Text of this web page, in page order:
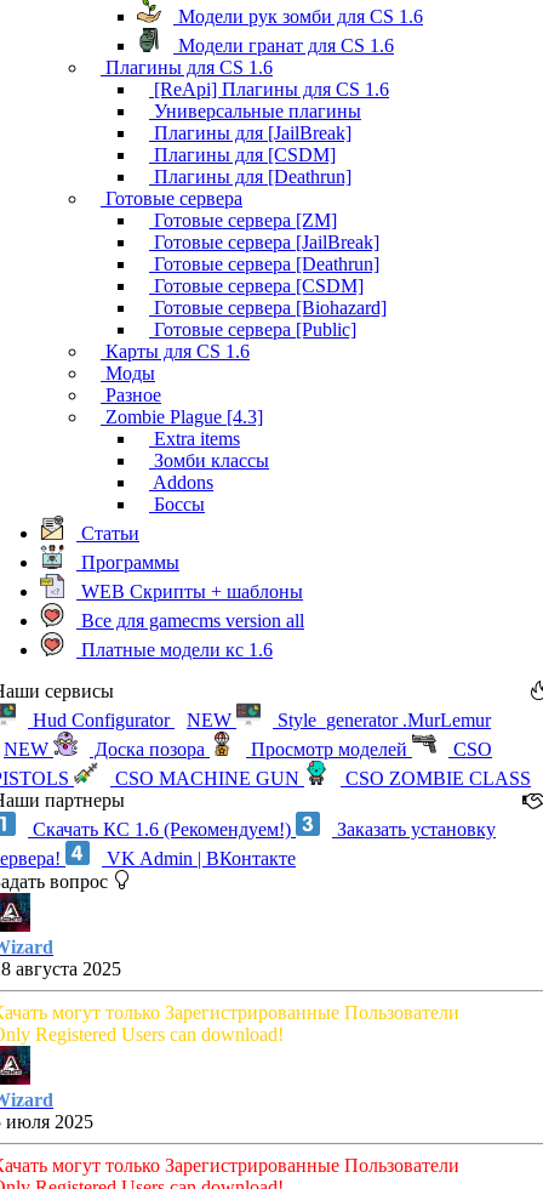
Модели рук зомби для CS 1.6
Модели гранат для CS 1.6
Плагины для CS 1.6
[ReApi] Плагины для CS 1.6
Универсальные плагины
Плагины для [JailBreak]
Плагины для [CSDM]
Плагины для [Deathrun]
Готовые сервера
Готовые сервера [ZM]
Готовые сервера [JailBreak]
Готовые сервера [Deathrun]
Готовые сервера [CSDM]
Готовые сервера [Biohazard]
Готовые сервера [Public]
Карты для CS 1.6
Моды
Разное
Zombie Plague [4.3]
Extra items
Зомби классы
Addons
Боссы
Статьи
Программы
WEB Скрипты + шаблоны
Все для gamecms version all
Платные модели кс 1.6
сервисы
Hud Configurator
NEW
Style_generator .MurLemur
NEW
Доска позора Просмотр моделей
CSO
CSO MACHINE GUN
CSO ZOMBIE CLASS
партнеры
Скачать КС 1.6 (Рекомендуем!)
Заказать установку
VK Admin | ВКонтакте
вопрос
августа 2025
могут только Зарегистрированные Пользователи
Registered Users can download!
июля 2025
могут только Зарегистрированные Пользователи